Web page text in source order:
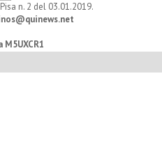
n. 2 del 03.01.2019.